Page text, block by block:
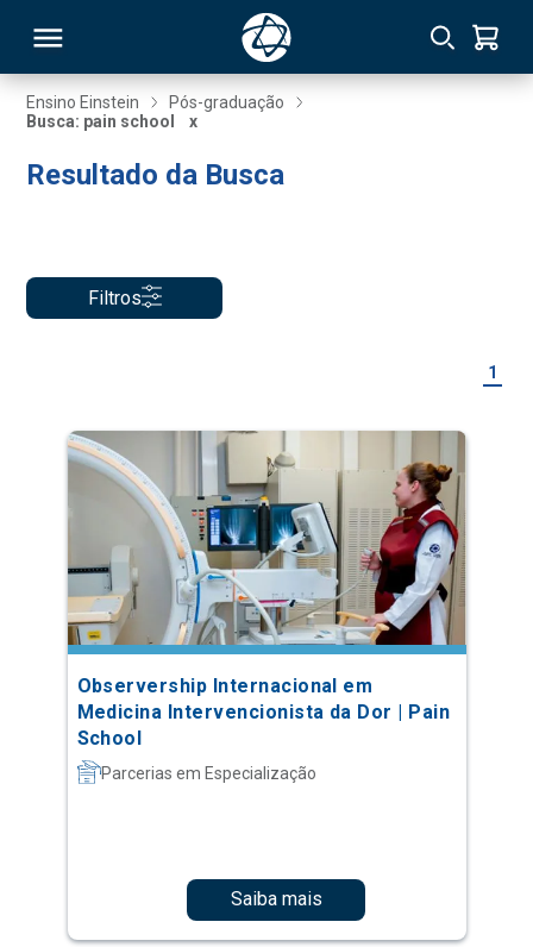
Ensino Einstein
Pós-graduação
Busca: pain school
x
Resultado da Busca
Filtros
1
Observership Internacional em
Medicina Intervencionista da Dor | Pain
School
Parcerias em Especialização
Saiba mais